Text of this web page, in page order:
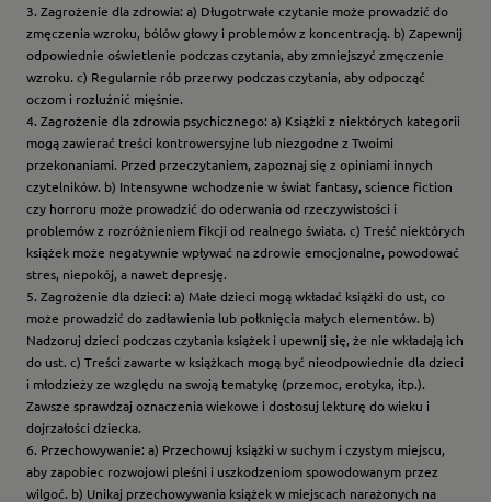
3. Zagrożenie dla zdrowia: a) Długotrwałe czytanie może prowadzić do
zmęczenia wzroku, bólów głowy i problemów z koncentracją. b) Zapewnij
odpowiednie oświetlenie podczas czytania, aby zmniejszyć zmęczenie
wzroku. c) Regularnie rób przerwy podczas czytania, aby odpocząć
oczom i rozluźnić mięśnie.
4. Zagrożenie dla zdrowia psychicznego: a) Książki z niektórych kategorii
mogą zawierać treści kontrowersyjne lub niezgodne z Twoimi
przekonaniami. Przed przeczytaniem, zapoznaj się z opiniami innych
czytelników. b) Intensywne wchodzenie w świat fantasy, science fiction
czy horroru może prowadzić do oderwania od rzeczywistości i
problemów z rozróżnieniem fikcji od realnego świata. c) Treść niektórych
książek może negatywnie wpływać na zdrowie emocjonalne, powodować
stres, niepokój, a nawet depresję.
5. Zagrożenie dla dzieci: a) Małe dzieci mogą wkładać książki do ust, co
może prowadzić do zadławienia lub połknięcia małych elementów. b)
Nadzoruj dzieci podczas czytania książek i upewnij się, że nie wkładają ich
do ust. c) Treści zawarte w książkach mogą być nieodpowiednie dla dzieci
i młodzieży ze względu na swoją tematykę (przemoc, erotyka, itp.).
Zawsze sprawdzaj oznaczenia wiekowe i dostosuj lekturę do wieku i
dojrzałości dziecka.
6. Przechowywanie: a) Przechowuj książki w suchym i czystym miejscu,
aby zapobiec rozwojowi pleśni i uszkodzeniom spowodowanym przez
wilgoć. b) Unikaj przechowywania książek w miejscach narażonych na